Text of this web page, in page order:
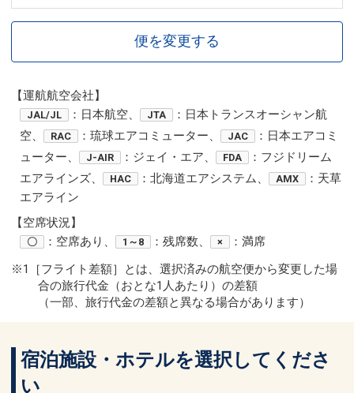
便を変更する
【運航航空会社】
JAL/JL ：日本航空、 JTA
：日本トランスオーシャン航
空、
RAC ：琉球エアコミューター、 JAC
：日本エアコミ
ューター、
J-AIR ：ジェイ・エア、 FDA
：フジドリーム
エアラインズ、
HAC ：北海道エアシステム、 AMX
：天草
エアライン
【空席状況】
〇 ：空席あり、 1～8 ：残席数、 ×
：満席
※1［フライト差額］とは、選択済みの航空便から変更した場
合の旅行代金（おとな1人あたり）の差額
（一部、旅行代金の差額と異なる場合があります）
宿泊施設・ホテルを選択してくださ
い